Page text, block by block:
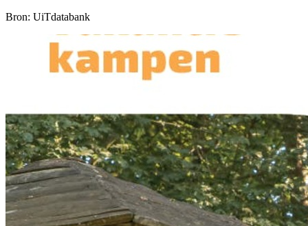
Bron: UiTdatabank